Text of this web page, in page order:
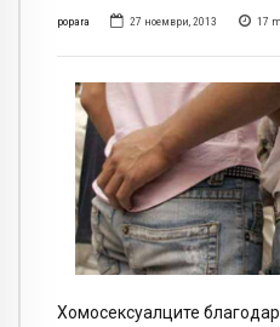
popara 27 ноември, 2013 17
Хомосексуалците